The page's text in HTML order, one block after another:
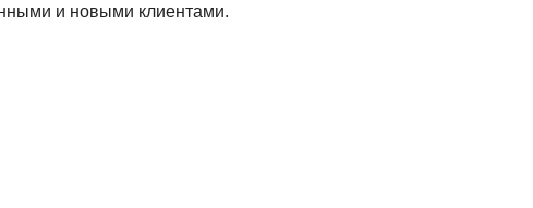
и новыми клиентами.